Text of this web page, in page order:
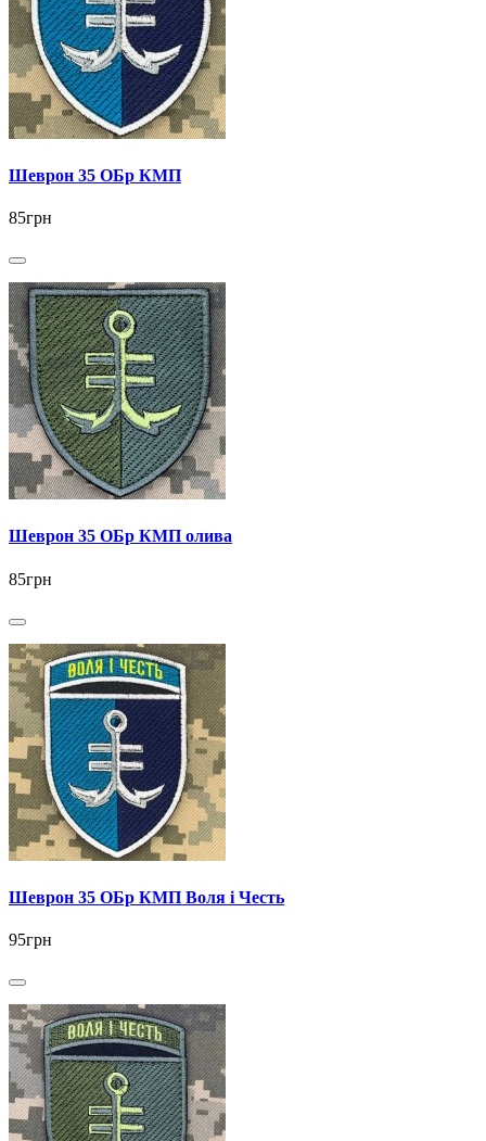
Шеврон 35 ОБр КМП
85грн
Шеврон 35 ОБр КМП олива
85грн
Шеврон 35 ОБр КМП Воля і Честь
95грн